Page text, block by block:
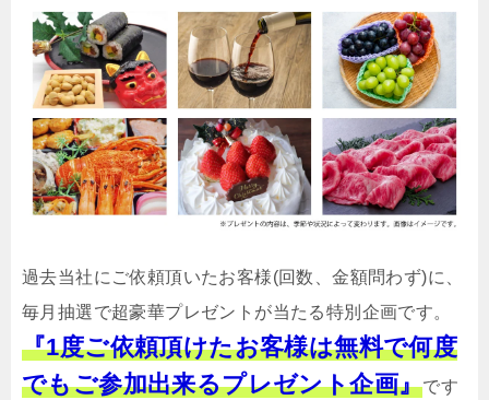
過去当社にご依頼頂いたお客様(回数、金額問わず)に、
毎月抽選で超豪華プレゼントが当たる特別企画です。
『1度ご依頼頂けたお客様は無料で何度
でもご参加出来るプレゼント企画』です